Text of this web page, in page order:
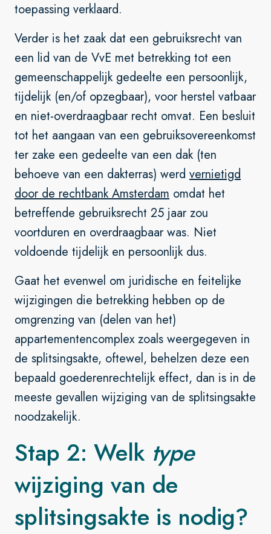
toepassing verklaard.
Verder is het zaak dat een gebruiksrecht van
een lid van de VvE met betrekking tot een
gemeenschappelijk gedeelte een persoonlijk,
tijdelijk (en/of opzegbaar), voor herstel vatbaar
en niet-overdraagbaar recht omvat. Een besluit
tot het aangaan van een gebruiksovereenkomst
ter zake een gedeelte van een dak (ten
behoeve van een dakterras) werd vernietigd
door de rechtbank Amsterdam omdat het
betreffende gebruiksrecht 25 jaar zou
voortduren en overdraagbaar was. Niet
voldoende tijdelijk en persoonlijk dus.
Gaat het evenwel om juridische en feitelijke
wijzigingen die betrekking hebben op de
omgrenzing van (delen van het)
appartementencomplex zoals weergegeven in
de splitsingsakte, oftewel, behelzen deze een
bepaald goederenrechtelijk effect, dan is in de
meeste gevallen wijziging van de splitsingsakte
noodzakelijk.
Stap 2: Welk type
wijziging van de
splitsingsakte is nodig?